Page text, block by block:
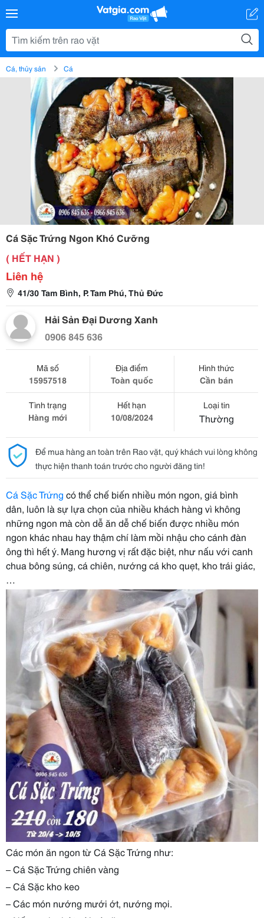
Cá, thủy sản Cá
Cá Sặc Trứng Ngon Khó Cưỡng
( HẾT HẠN )
Liên hệ
41/30 Tam Bình, P. Tam Phú, Thủ Đức
Hải Sản Đại Dương Xanh
0906 845 636
Mã số
15957518
Địa điểm
Toàn quốc
Hình thức
Cần bán
Tình trạng
Hàng mới
Hết hạn
10/08/2024
Loại tin
Thường
Để mua hàng an toàn trên Rao vặt, quý khách vui lòng không
thực hiện thanh toán trước cho người đăng tin!
Cá Sặc Trứng có thể chế biến nhiều món ngon, giá bình
dân, luôn là sự lựa chọn của nhiều khách hàng vì không
những ngon mà còn dễ ăn dễ chế biến được nhiều món
ngon khác nhau hay thậm chí làm mồi nhậu cho cánh đàn
ông thì hết ý. Mang hương vị rất đặc biệt, như nấu với canh
chua bông súng, cá chiên, nướng cá kho quẹt, kho trái giác,
…
Các món ăn ngon từ Cá Sặc Trứng như:
– Cá Sặc Trứng chiên vàng
– Cá Sặc kho keo
– Các món nướng mưới ớt, nướng mọi.